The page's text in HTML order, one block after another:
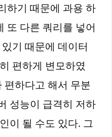
하기 때문에 과용 하
또 다른 쿼리를 넣어
기 때문에 데이터
편하게 변모하였
편하다고 해서 무분
성능이 급격히 저하
이 될 수도 있다. 그